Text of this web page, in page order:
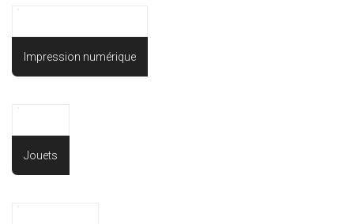
Impression numérique
Jouets